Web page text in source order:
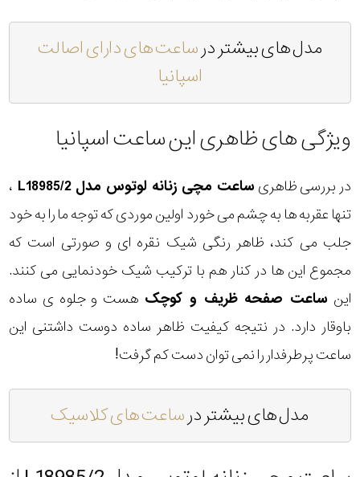
مدل های بیشتر درساعت های دارای اصالت
اسپانیا
ویژگی های ظاهری این ساعت اسپانیا
در بررسی ظاهری ساعت مچی زنانه لوتوس مدل L18985/2
،
تنها عقربه ها به چشم می خورد اولین موردی که توجه ما را به خود
جلب می کند، ظاهر رنگی شیک نقره ای و صورتی است که
مجموع این ها در کنار هم با ترکیب شیک خودنمایی می کنند.
این ساعت صفحه ظریف و کوچکهست و جلوه ی ساده
باوقار دارد. در نتیجه کیفیت ظاهر ساده دوست داشتنی این
ساعت پرطرفدار را نمی توان دست کم گرفت!
مدل های بیشتر درساعت های کلاسیک